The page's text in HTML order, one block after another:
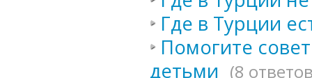
Где в Турции
Помогите
детьми (8